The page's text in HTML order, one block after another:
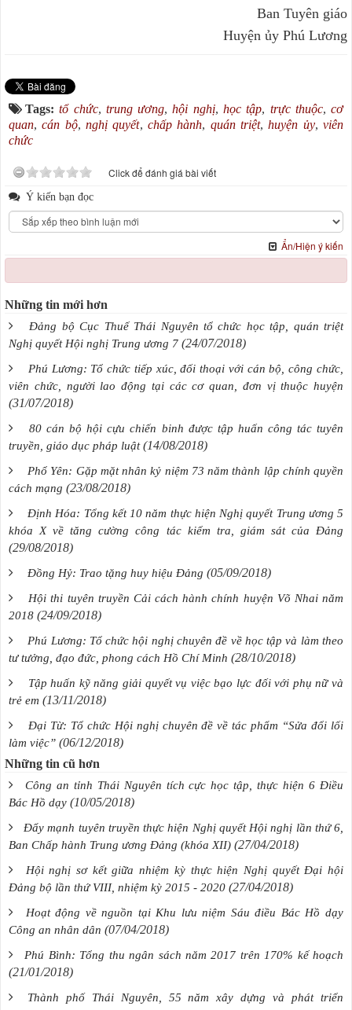
Ban Tuyên giáo
Huyện ủy Phú Lương
Tags:tổ chức, trung ương,hội nghị, học tập, trực thuộc,cơ
quan,cán bộ,nghị quyết, chấp hành, quán triệt,huyện ủy,viên
chức
Click để đánh giá bài viết
Ý kiến bạn đọc
Ẩn/Hiện ý kiến
Những tin mới hơn
Đảng bộ Cục Thuế Thái Nguyên tổ chức học tập, quán triệt
Nghị quyết Hội nghị Trung ương 7 (24/07/2018)
Phú Lương: Tổ chức tiếp xúc, đối thoại với cán bộ, công chức,
viên chức, người lao động tại các cơ quan, đơn vị thuộc huyện
(31/07/2018)
80 cán bộ hội cựu chiến binh được tập huấn công tác tuyên
truyền, giáo dục pháp luật (14/08/2018)
Phổ Yên: Gặp mặt nhân kỷ niệm 73 năm thành lập chính quyền
cách mạng (23/08/2018)
Định Hóa: Tổng kết 10 năm thực hiện Nghị quyết Trung ương 5
khóa X về tăng cường công tác kiểm tra, giám sát của Đảng
(29/08/2018)
Đồng Hỷ: Trao tặng huy hiệu Đảng (05/09/2018)
Hội thi tuyên truyền Cải cách hành chính huyện Võ Nhai năm
2018 (24/09/2018)
Phú Lương: Tổ chức hội nghị chuyên đề về học tập và làm theo
tư tưởng, đạo đức, phong cách Hồ Chí Minh (28/10/2018)
Tập huấn kỹ năng giải quyết vụ việc bạo lực đối với phụ nữ và
trẻ em (13/11/2018)
Đại Từ: Tổ chức Hội nghị chuyên đề về tác phẩm “Sửa đổi lối
làm việc” (06/12/2018)
Những tin cũ hơn
Công an tỉnh Thái Nguyên tích cực học tập, thực hiện 6 Điều
Bác Hồ dạy (10/05/2018)
Đẩy mạnh tuyên truyền thực hiện Nghị quyết Hội nghị lần thứ 6,
Ban Chấp hành Trung ương Đảng (khóa XII) (27/04/2018)
Hội nghị sơ kết giữa nhiệm kỳ thực hiện Nghị quyết Đại hội
Đảng bộ lần thứ VIII, nhiệm kỳ 2015 - 2020 (27/04/2018)
Hoạt động về nguồn tại Khu lưu niệm Sáu điều Bác Hồ dạy
Công an nhân dân (07/04/2018)
Phú Bình: Tổng thu ngân sách năm 2017 trên 170% kế hoạch
(21/01/2018)
Thành phố Thái Nguyên, 55 năm xây dựng và phát triển